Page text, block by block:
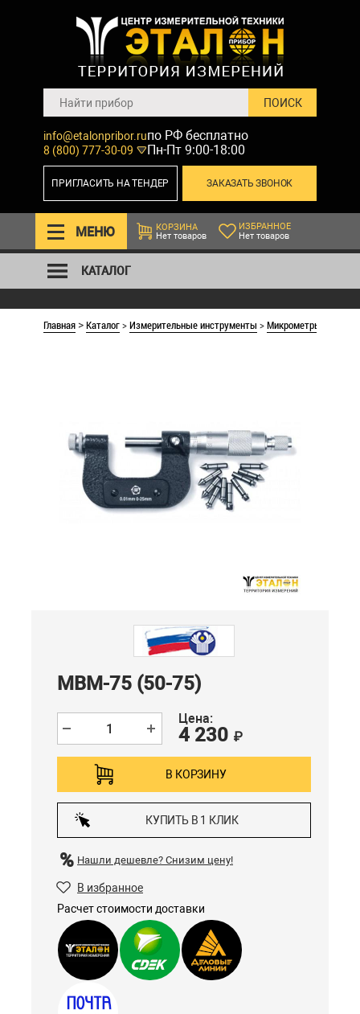
info@etalonpribor.ru
8 (800) 777-30-09
по РФ бесплатно
Пн-Пт 9:00-18:00
ЗАКАЗАТЬ ЗВОНОК
ПРИГЛАСИТЬ НА ТЕНДЕР
МЕНЮ
КОРЗИНА
Нет товаров
ИЗБРАННОЕ
Нет товаров
КАТАЛОГ
Главная >Каталог>Измерительные инструменты >Микрометры со
МВМ-75 (50-75)
Цена:
4 230 ₽
В КОРЗИНУ
КУПИТЬ В 1 КЛИК
Нашли дешевле? Снизим цену!
В избранное
Расчет стоимости доставки